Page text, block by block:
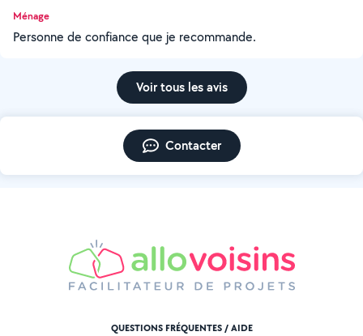
Ménage
Personne de confiance que je recommande.
Voir tous les avis
Contacter
QUESTIONS FRÉQUENTES / AIDE